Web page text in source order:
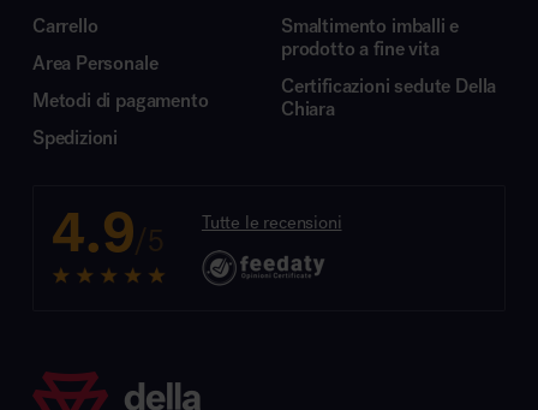
Carrello
Area Personale
Metodi di pagamento
Spedizioni
Smaltimento imballi e
prodotto a fine vita
Certificazioni sedute Della
Chiara
4.9/5 Tutte le recensioni